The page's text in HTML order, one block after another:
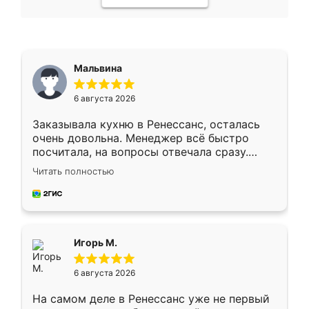
Мальвина
6 августа 2026
Заказывала кухню в Ренессанс, осталась
очень довольна. Менеджер всё быстро
посчитала, на вопросы отвечала сразу.
Замерщик приехал в субботу, подошёл к
делу со всей ответственностью. Собрали
за день, ребята работали аккуратно, даже
Читать полностью
Игорь М.
6 августа 2026
На самом деле в Ренессанс уже не первый